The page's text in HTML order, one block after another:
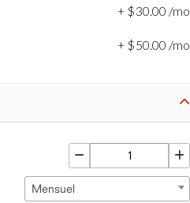
+ $30.00 /mo
+ $50.00 /mo
Mensuel